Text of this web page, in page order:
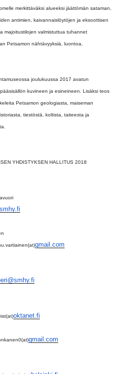
merkittäväksi alueeksi jäättömän sataman,
antimien, kaivannaislöytöjen ja eksoottisen
majoitustilojen valmistuttua tuhannet
Petsamon nähtävyyksiä, luontoa,
joulukuussa 2017 avatun
kuvineen ja esineineen. Lisäksi teos
Petsamon geologiasta, maiseman
tiestöstä, koltista, taiteesta ja
YHDISTYKSEN HALLITUS 2018
gmail.com
oktanet.fi
gmail.com